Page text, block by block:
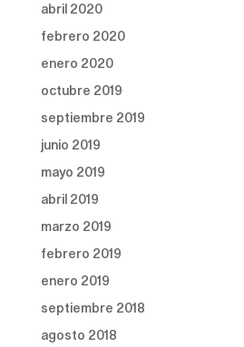
abril 2020
febrero 2020
enero 2020
octubre 2019
septiembre 2019
junio 2019
mayo 2019
abril 2019
marzo 2019
febrero 2019
enero 2019
septiembre 2018
agosto 2018